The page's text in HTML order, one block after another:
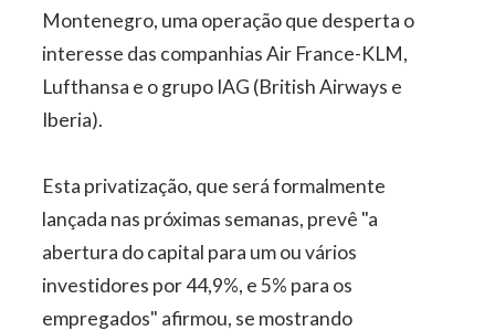
Montenegro, uma operação que desperta o
interesse das companhias Air France-KLM,
Lufthansa e o grupo IAG (British Airways e
Iberia).
Esta privatização, que será formalmente
lançada nas próximas semanas, prevê "a
abertura do capital para um ou vários
investidores por 44,9%, e 5% para os
empregados" afirmou, se mostrando